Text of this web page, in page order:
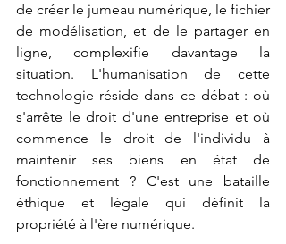
de créer le jumeau numérique, le fichier
de modélisation, et de le partager en
ligne, complexifie davantage la
situation. L'humanisation de cette
technologie réside dans ce débat : où
s'arrête le droit d'une entreprise et où
commence le droit de l'individu à
maintenir ses biens en état de
fonctionnement ? C'est une bataille
éthique et légale qui définit la
propriété à l'ère numérique.